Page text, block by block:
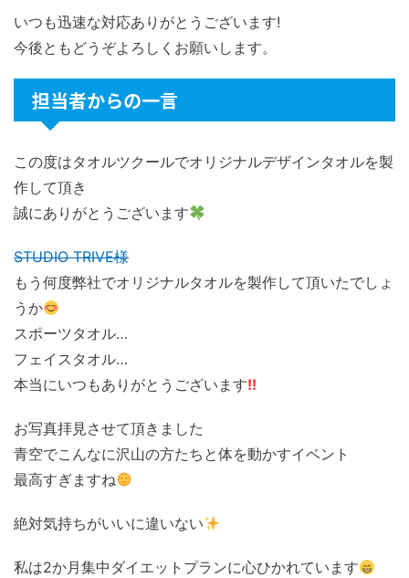
いつも迅速な対応ありがとうございます!
今後ともどうぞよろしくお願いします。
担当者からの一言
この度はタオルツクールでオリジナルデザインタオルを製
作して頂き
誠にありがとうございます
STUDIO TRIVE様
もう何度弊社でオリジナルタオルを製作して頂いたでしょ
うか
スポーツタオル…
フェイスタオル…
本当にいつもありがとうございます!!
お写真拝見させて頂きました
青空でこんなに沢山の方たちと体を動かすイベント
最高すぎますね
絶対気持ちがいいに違いない
私は2か月集中ダイエットプランに心ひかれています